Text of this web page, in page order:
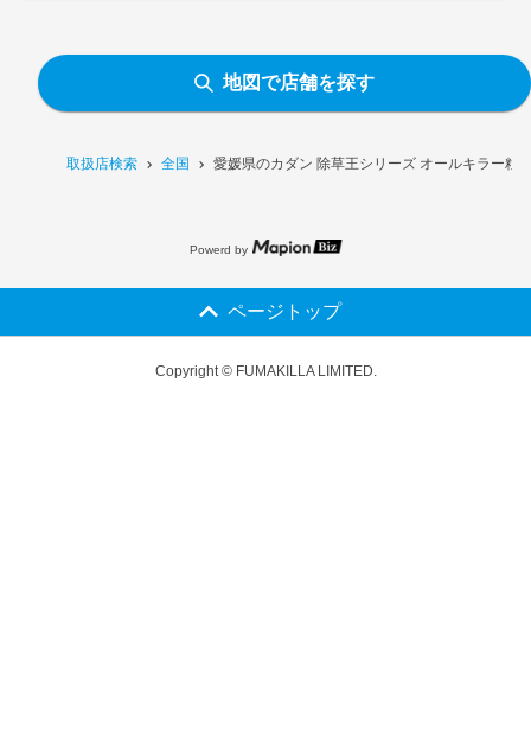
取扱店検索 全国 愛媛県のカダン 除草王シリーズ オールキラー粒
地図で店舗を探す
Powerd by
ページトップ
Copyright © FUMAKILLA LIMITED.